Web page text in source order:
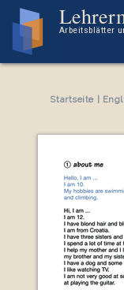
Arbeitsblätter
Startseite|